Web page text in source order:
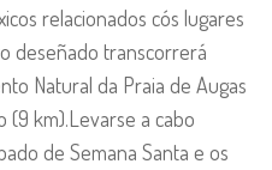
relacionados cós lugares
deseñado transcorrerá
Natural da Praia de Augas
(9 km).Levarse a cabo
de Semana Santa e os